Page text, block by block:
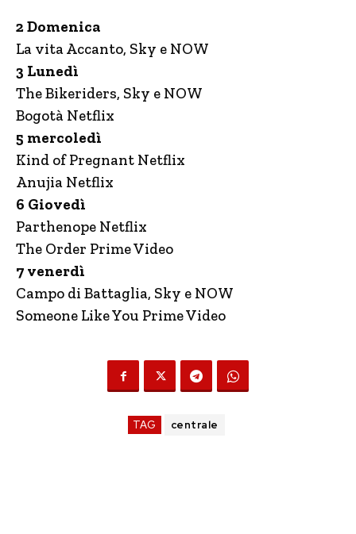
2 Domenica
La vita Accanto, Sky e NOW
3 Lunedì
The Bikeriders, Sky e NOW
Bogotà Netflix
5 mercoledì
Kind of Pregnant Netflix
Anujia Netflix
6 Giovedì
Parthenope Netflix
The Order Prime Video
7 venerdì
Campo di Battaglia, Sky e NOW
Someone Like You Prime Video
TAG centrale